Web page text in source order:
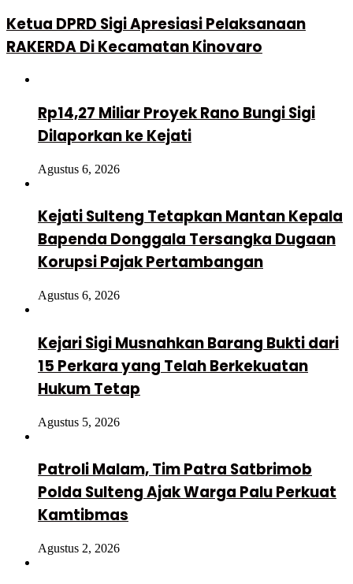
Ketua DPRD Sigi Apresiasi Pelaksanaan
RAKERDA Di Kecamatan Kinovaro
Rp14,27 Miliar Proyek Rano Bungi Sigi
Dilaporkan ke Kejati
Agustus 6, 2026
Kejati Sulteng Tetapkan Mantan Kepala
Bapenda Donggala Tersangka Dugaan
Korupsi Pajak Pertambangan
Agustus 6, 2026
Kejari Sigi Musnahkan Barang Bukti dari
15 Perkara yang Telah Berkekuatan
Hukum Tetap
Agustus 5, 2026
Patroli Malam, Tim Patra Satbrimob
Polda Sulteng Ajak Warga Palu Perkuat
Kamtibmas
Agustus 2, 2026